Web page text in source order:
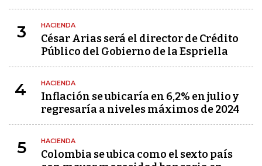
3 HACIENDA
César Arias será el director de Crédito
Público del Gobierno de la Espriella
4 HACIENDA
Inflación se ubicaría en 6,2% en julio y
regresaría a niveles máximos de 2024
5 HACIENDA
Colombia se ubica como el sexto país